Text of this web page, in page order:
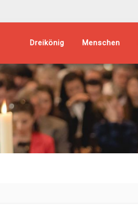
Dreikönig Menschen